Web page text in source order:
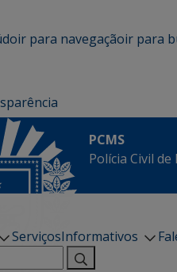
ir para navegaçãoir para
PCMS
Polícia Civil
ServiçosInformativos